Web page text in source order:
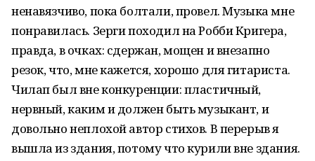
ненавязчиво, пока болтали, провел. Музыка мне
понравилась. Зерги походил на Робби Кригера,
правда, в очках: сдержан, мощен и внезапно
резок, что, мне кажется, хорошо для гитариста.
Чилап был вне конкуренции: пластичный,
нервный, каким и должен быть музыкант, и
довольно неплохой автор стихов. В перерыв я
вышла из здания, потому что курили вне здания.